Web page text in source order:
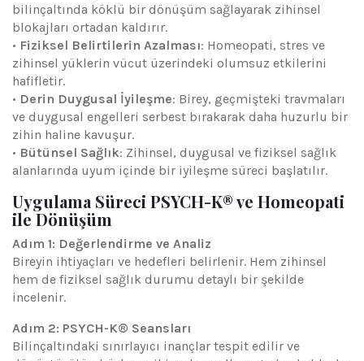
bilinçaltında köklü bir dönüşüm sağlayarak zihinsel
blokajları ortadan kaldırır.
• Fiziksel Belirtilerin Azalması: Homeopati, stres ve
zihinsel yüklerin vücut üzerindeki olumsuz etkilerini
hafifletir.
• Derin Duygusal İyileşme: Birey, geçmişteki travmaları
ve duygusal engelleri serbest bırakarak daha huzurlu bir
zihin haline kavuşur.
• Bütünsel Sağlık: Zihinsel, duygusal ve fiziksel sağlık
alanlarında uyum içinde bir iyileşme süreci başlatılır.
Uygulama Süreci PSYCH-K® ve Homeopati
ile Dönüşüm
Adım 1: Değerlendirme ve Analiz
Bireyin ihtiyaçları ve hedefleri belirlenir. Hem zihinsel
hem de fiziksel sağlık durumu detaylı bir şekilde
incelenir.
Adım 2: PSYCH-K® Seansları
Bilinçaltındaki sınırlayıcı inançlar tespit edilir ve